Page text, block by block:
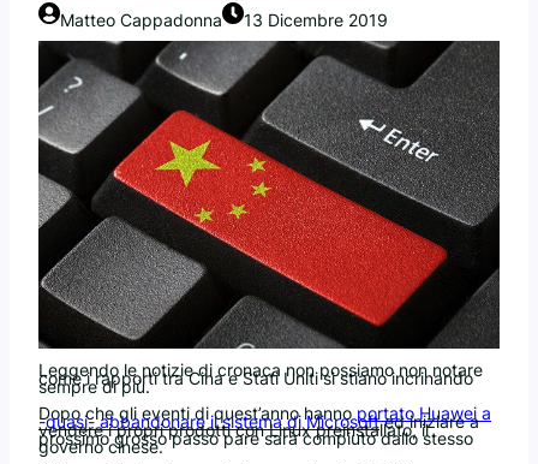
Matteo Cappadonna 13 Dicembre 2019
Leggendo le notizie di cronaca non possiamo non notare
come i rapporti tra Cina e Stati Uniti si stiano incrinando
sempre di più.
Dopo che gli eventi di quest’anno hanno portato Huawei a
-quasi- abbandonare il sistema di Microsofted iniziare a
vendere i propri prodotti con Linux preinstallato, il
prossimo grosso passo pare sarà compiuto dallo stesso
governo cinese.